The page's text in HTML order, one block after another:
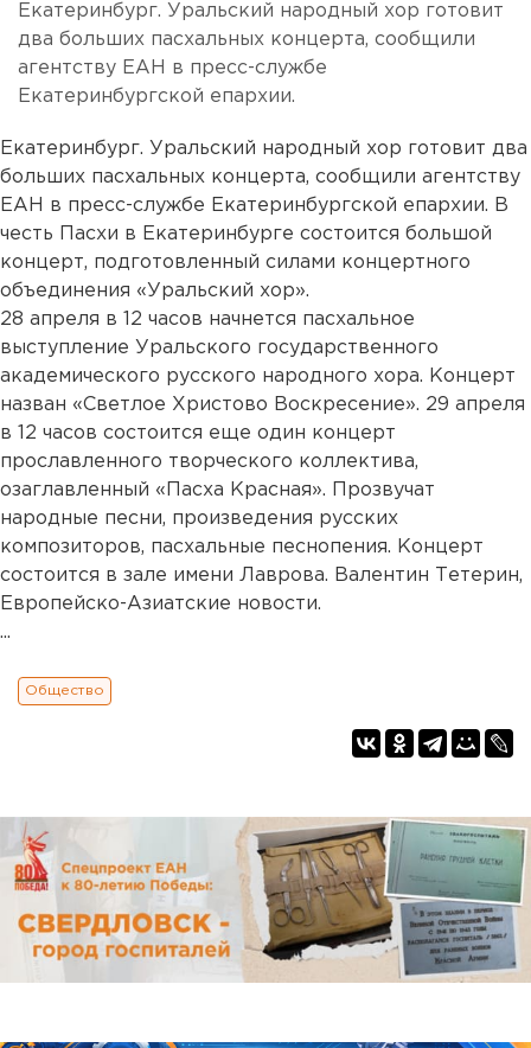
Екатеринбург. Уральский народный хор готовит
два больших пасхальных концерта, сообщили
агентству ЕАН в пресс-службе
Екатеринбургской епархии.
Екатеринбург. Уральский народный хор готовит два
больших пасхальных концерта, сообщили агентству
ЕАН в пресс-службе Екатеринбургской епархии. В
честь Пасхи в Екатеринбурге состоится большой
концерт, подготовленный силами концертного
объединения «Уральский хор».
28 апреля в 12 часов начнется пасхальное
выступление Уральского государственного
академического русского народного хора. Концерт
назван «Светлое Христово Воскресение». 29 апреля
в 12 часов состоится еще один концерт
прославленного творческого коллектива,
озаглавленный «Пасха Красная». Прозвучат
народные песни, произведения русских
композиторов, пасхальные песнопения. Концерт
состоится в зале имени Лаврова. Валентин Тетерин,
Европейско-Азиатские новости.
...
Общество